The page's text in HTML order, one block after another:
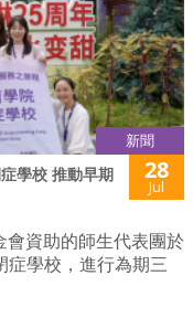
新聞
學校 推動早期
28
Jul
資助的師生代表團於
症學校，進行為期三